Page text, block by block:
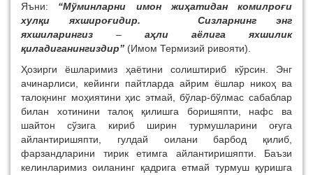
Яъни: “Мўминларни имон жиҳатидан комилроғи
хулқи яхшироғидир. Сизларнинг энг
яхшиларингиз – аҳли аёлига яхшилик
қиладиганингиздир” (Имом Термизий ривояти).
Ҳозирги ёшларимиз ҳаётини солиштириб кўрсин. Энг
ачинарлиси, кейинги пайтларда айрим ёшлар никоҳ ва
талоқнинг моҳиятини ҳис этмай, бўлар-бўлмас сабаблар
билан хотинини талоқ қилишга боришяпти, нафс ва
шайтон сўзига кириб ширин турмушларини оғуга
айлантиришяпти, гулдай оилани барбод қилиб,
фарзандларини тирик етимга айлантиришяпти. Баъзи
келинларимиз оиланинг қадрига етмай турмуш қуришга